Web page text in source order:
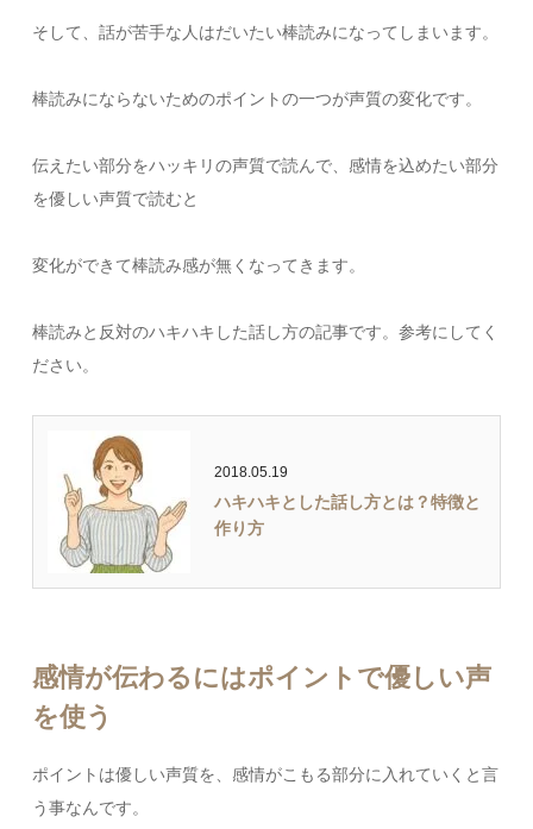
そして、話が苦手な人はだいたい棒読みになってしまいます。
棒読みにならないためのポイントの一つが声質の変化です。
伝えたい部分をハッキリの声質で読んで、感情を込めたい部分
を優しい声質で読むと
変化ができて棒読み感が無くなってきます。
棒読みと反対のハキハキした話し方の記事です。参考にしてく
ださい。
2018.05.19
ハキハキとした話し方とは？特徴と
作り方
感情が伝わるにはポイントで優しい声
を使う
ポイントは優しい声質を、感情がこもる部分に入れていくと言
う事なんです。